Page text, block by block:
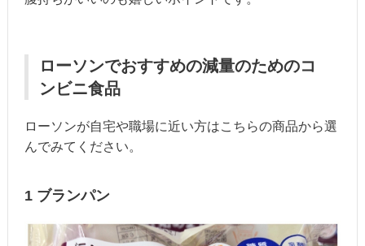
ローソンでおすすめの減量のためのコ
ンビニ食品
ローソンが自宅や職場に近い方はこちらの商品から選
んでみてください。
1 ブランパン